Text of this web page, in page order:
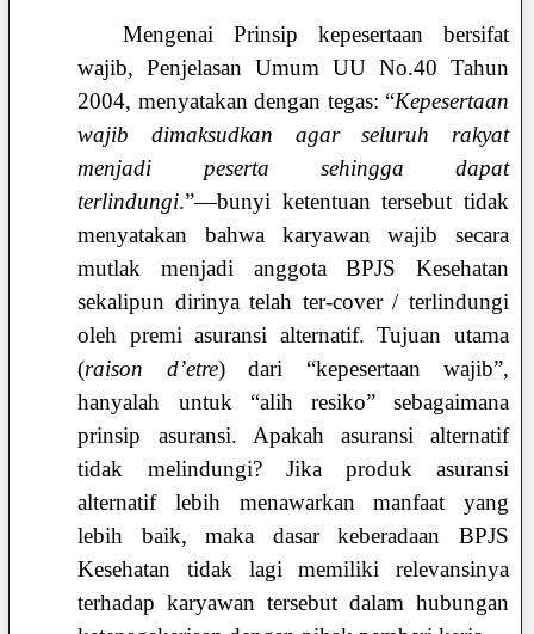
Mengenai Prinsip kepesertaan bersifat
wajib, Penjelasan Umum UU No.40 Tahun
2004, menyatakan dengan tegas: “Kepesertaan
wajib dimaksudkan agar seluruh rakyat
menjadi peserta sehingga dapat
terlindungi.”—bunyi ketentuan tersebut tidak
menyatakan bahwa karyawan wajib secara
mutlak menjadi anggota BPJS Kesehatan
sekalipun dirinya telah ter-cover / terlindungi
oleh premi asuransi alternatif. Tujuan utama
(raison d’etre) dari “kepesertaan wajib”,
hanyalah untuk “alih resiko” sebagaimana
prinsip asuransi. Apakah asuransi alternatif
tidak melindungi? Jika produk asuransi
alternatif lebih menawarkan manfaat yang
lebih baik, maka dasar keberadaan BPJS
Kesehatan tidak lagi memiliki relevansinya
terhadap karyawan tersebut dalam hubungan